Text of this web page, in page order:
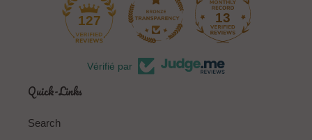
127 13
Vérifié par
Quick-Links
Search